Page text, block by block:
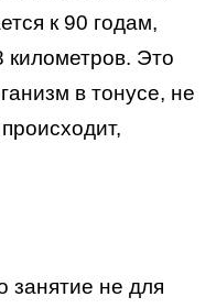
к 90 годам,
километров. Это
в тонусе, не
занятие не для